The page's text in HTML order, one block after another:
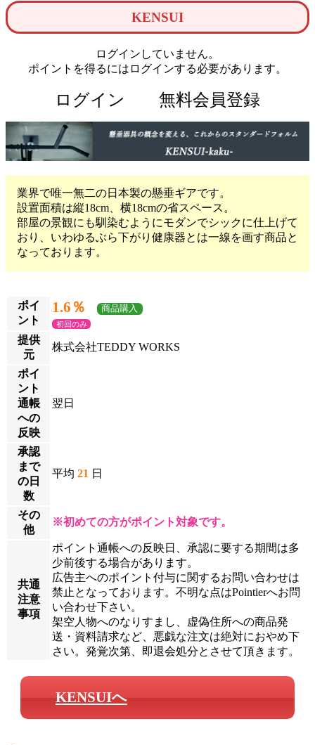
KENSUI
ログインしていません。
ポイントを得るにはログインする必要があります。
ログイン 無料会員登録
業界で唯一無二の日本製の懸垂ギアです。
設置面積は縦18cm、横18cmの省スペース。
部屋の景観にも馴染むようにモダンでシックに仕上げて
おり、いわゆるぶら下がり健康器とは一線を画す商品と
なっております。
ポイ
ント
1.6％ 商品購入
初回のみ
提供
元
株式会社TEDDY WORKS
ポイ
ント
通帳
への
反映
翌日
承認
まで
の日
数
平均 21 日
その
他
※初めての方がポイント対象です。
共通
注意
事項
ポイント通帳への反映日、承認に要する期間は多
少前後する場合があります。
広告主へのポイント付与に関するお問い合わせは
禁止となっております。不明な点はPointierへお問
い合わせ下さい。
架空人物へのなりすまし、虚偽住所への商品発
送・資料請求など、悪戯な注文は絶対におやめ下
さい。発覚次第、即退会処分とさせて頂きます。
KENSUIへ